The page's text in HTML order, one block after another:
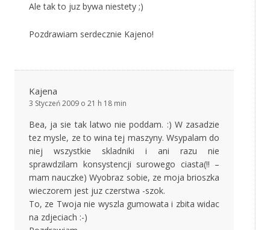
Ale tak to juz bywa niestety ;)
Pozdrawiam serdecznie Kajeno!
Kajena
3 Styczeń 2009 o 21 h 18 min
Bea, ja sie tak latwo nie poddam. :) W zasadzie
tez mysle, ze to wina tej maszyny. Wsypalam do
niej wszystkie skladniki i ani razu nie
sprawdzilam konsystencji surowego ciasta(!! –
mam nauczke) Wyobraz sobie, ze moja brioszka
wieczorem jest juz czerstwa -szok.
To, ze Twoja nie wyszla gumowata i zbita widac
na zdjeciach :-)